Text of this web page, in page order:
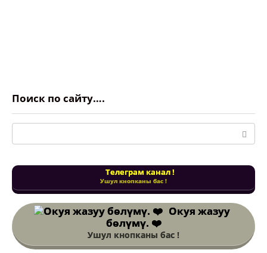
Поиск по сайту….
Поиск:
Телеграм канал !
Ушул кнопканы бас !
Окуя жазуу
бөлүмү. ❤️
Ушул кнопканы бас !